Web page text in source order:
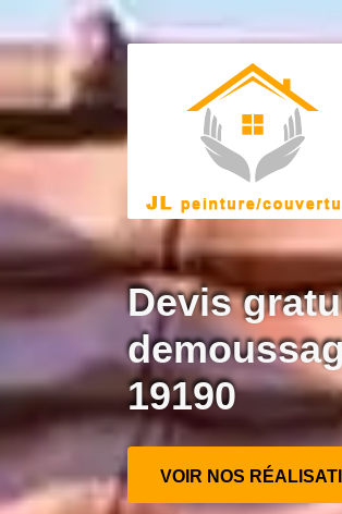
Devis
19190
VOIR NOS